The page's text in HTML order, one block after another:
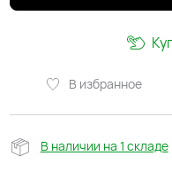
В избранное
В наличии на 1 складе